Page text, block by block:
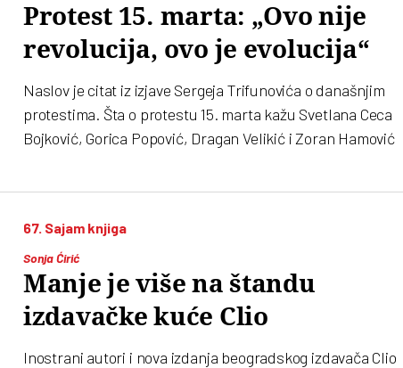
Protest 15. marta: „Ovo nije
revolucija, ovo je evolucija“
Naslov je citat iz izjave Sergeja Trifunovića o današnjim
protestima. Šta o protestu 15. marta kažu Svetlana Ceca
Bojković, Gorica Popović, Dragan Velikić i Zoran Hamović
67. Sajam knjiga
Sonja Ćirić
Manje je više na štandu
izdavačke kuće Clio
Inostrani autori i nova izdanja beogradskog izdavača Clio